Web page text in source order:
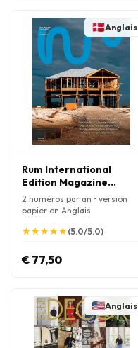
Anglais
Rum International
Edition Magazine
(Anglais)
2 numéros par an • version
papier en Anglais
★
★★
★★
★★
★★
★(5.0/5.0)
€ 77,50
Anglais